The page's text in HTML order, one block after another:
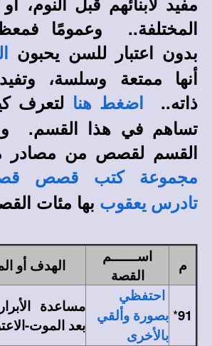
المختلفة.. وعمومًا
بدون اعتبار للسن يحبون
أنها ممتعة وسلسة،
ذاته..
اضغط هنا لتعرف
تساهم في هذا القسم.
القسم لقصص من مصادر
مجموعة كتب قصص
تادرس يعقوب بها مئات
م
اســــــم
القصة
الهدف أو
91
*
احتفظي
بصورة وألقي
بالأخرى
مساعدة
بعد الموت-